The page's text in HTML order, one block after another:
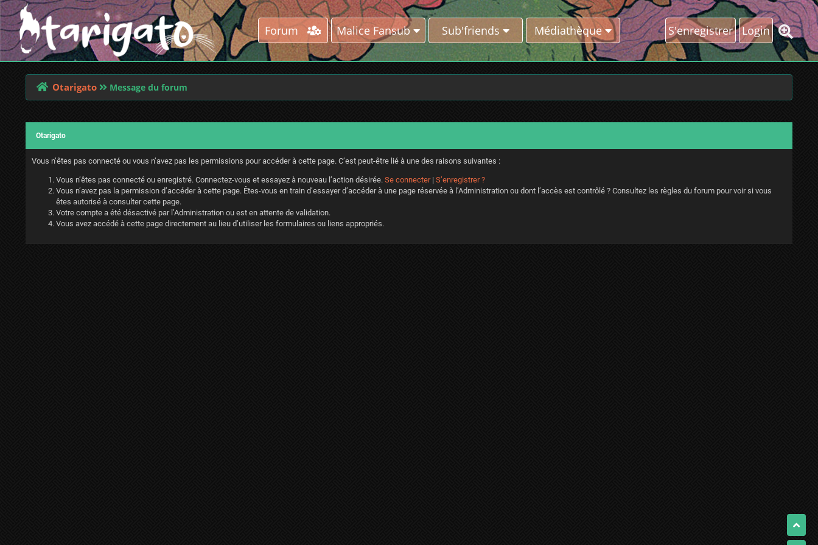
Forum Malice Fansub Sub'friends Médiathèque S'enregistrer Login
Otarigato Message du forum
Otarigato
Vous n’êtes pas connecté ou vous n’avez pas les permissions pour accéder à cette page. C’est peut-être lié à une des raisons suivantes :
Vous n’êtes pas connecté ou enregistré. Connectez-vous et essayez à nouveau l’action désirée. Se connecter| S’enregistrer ?
Vous n’avez pas la permission d’accéder à cette page. Êtes-vous en train d’essayer d’accéder à une page réservée à l’Administration ou dont l’accès est contrôlé ? Consultez les règles du forum pour voir si vous
êtes autorisé à consulter cette page.
Votre compte a été désactivé par l’Administration ou est en attente de validation.
Vous avez accédé à cette page directement au lieu d’utiliser les formulaires ou liens appropriés.